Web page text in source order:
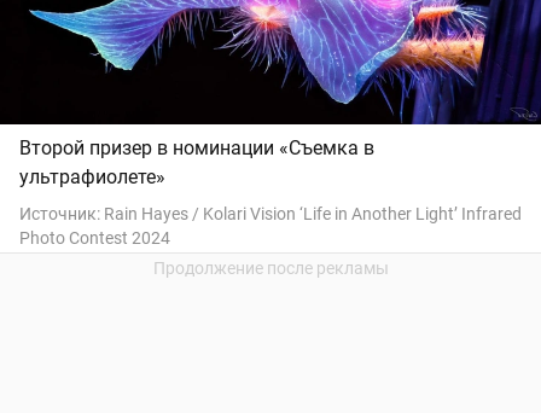
Второй призер в номинации «Съемка в
ультрафиолете»
Источник: Rain Hayes / Kolari Vision ‘Life in Another Light’ Infrared
Photo Contest 2024